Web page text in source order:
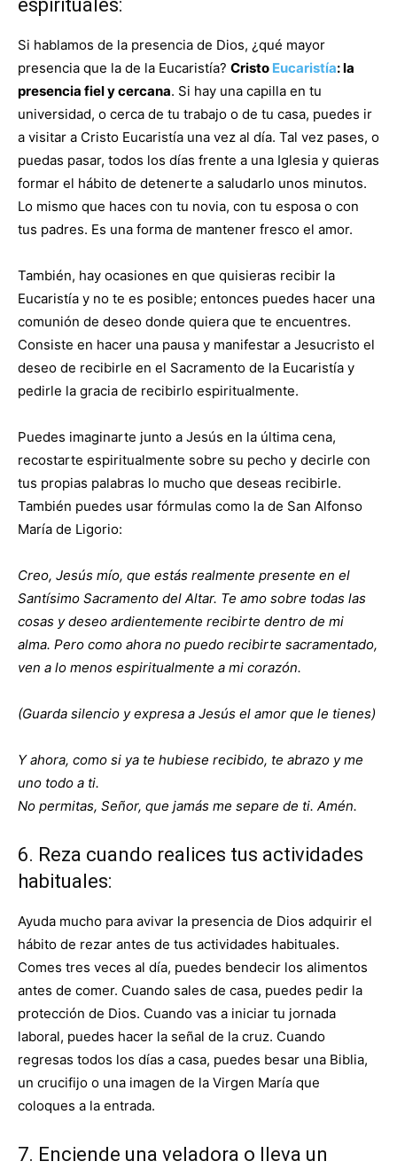
espirituales:
Si hablamos de la presencia de Dios, ¿qué mayor
presencia que la de la Eucaristía? Cristo Eucaristía: la
presencia fiel y cercana. Si hay una capilla en tu
universidad, o cerca de tu trabajo o de tu casa, puedes ir
a visitar a Cristo Eucaristía una vez al día. Tal vez pases, o
puedas pasar, todos los días frente a una Iglesia y quieras
formar el hábito de detenerte a saludarlo unos minutos.
Lo mismo que haces con tu novia, con tu esposa o con
tus padres. Es una forma de mantener fresco el amor.
También, hay ocasiones en que quisieras recibir la
Eucaristía y no te es posible; entonces puedes hacer una
comunión de deseo donde quiera que te encuentres.
Consiste en hacer una pausa y manifestar a Jesucristo el
deseo de recibirle en el Sacramento de la Eucaristía y
pedirle la gracia de recibirlo espiritualmente.
Puedes imaginarte junto a Jesús en la última cena,
recostarte espiritualmente sobre su pecho y decirle con
tus propias palabras lo mucho que deseas recibirle.
También puedes usar fórmulas como la de San Alfonso
María de Ligorio:
Creo, Jesús mío, que estás realmente presente en el
Santísimo Sacramento del Altar. Te amo sobre todas las
cosas y deseo ardientemente recibirte dentro de mi
alma. Pero como ahora no puedo recibirte sacramentado,
ven a lo menos espiritualmente a mi corazón.
(Guarda silencio y expresa a Jesús el amor que le tienes)
Y ahora, como si ya te hubiese recibido, te abrazo y me
uno todo a ti.
No permitas, Señor, que jamás me separe de ti. Amén.
6. Reza cuando realices tus actividades
habituales:
Ayuda mucho para avivar la presencia de Dios adquirir el
hábito de rezar antes de tus actividades habituales.
Comes tres veces al día, puedes bendecir los alimentos
antes de comer. Cuando sales de casa, puedes pedir la
protección de Dios. Cuando vas a iniciar tu jornada
laboral, puedes hacer la señal de la cruz. Cuando
regresas todos los días a casa, puedes besar una Biblia,
un crucifijo o una imagen de la Virgen María que
coloques a la entrada.
7. Enciende una veladora o lleva un